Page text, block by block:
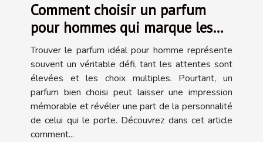
Comment choisir un parfum
pour hommes qui marque les
esprits ?
Trouver le parfum idéal pour homme représente
souvent un véritable défi, tant les attentes sont
élevées et les choix multiples. Pourtant, un
parfum bien choisi peut laisser une impression
mémorable et révéler une part de la personnalité
de celui qui le porte. Découvrez dans cet article
comment...